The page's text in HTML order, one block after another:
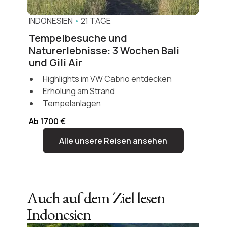
INDONESIEN • 21 TAGE
Tempelbesuche und
Naturerlebnisse: 3 Wochen Bali
und Gili Air
Highlights im VW Cabrio entdecken
Erholung am Strand
Tempelanlagen
Ab 1700 €
Alle unsere Reisen ansehen
Auch auf dem Ziel lesen
Indonesien